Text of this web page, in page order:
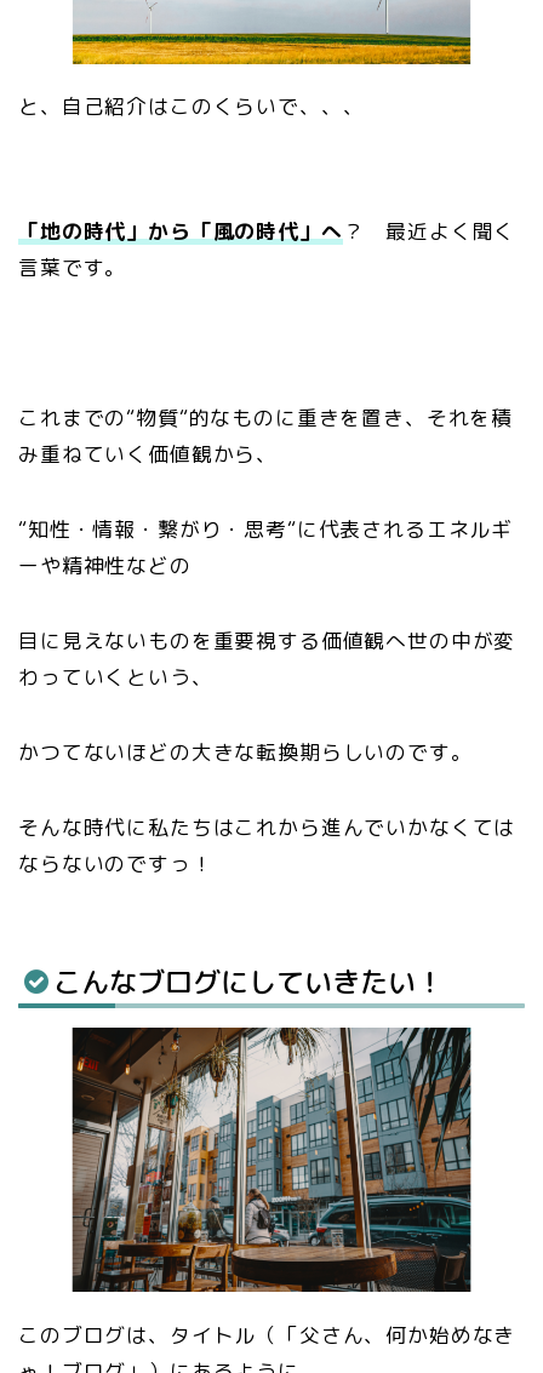
と、自己紹介はこのくらいで、、、
「地の時代」から「風の時代」へ ？ 最近よく聞く
言葉です。
これまでの“物質“的なものに重きを置き、それを積
み重ねていく価値観から、
“知性・情報・繋がり・思考“に代表されるエネルギ
ーや精神性などの
目に見えないものを重要視する価値観へ世の中が変
わっていくという、
かつてないほどの大きな転換期らしいのです。
そんな時代に私たちはこれから進んでいかなくては
ならないのですっ！
こんなブログにしていきたい！
このブログは、タイトル（「父さん、何か始めなき